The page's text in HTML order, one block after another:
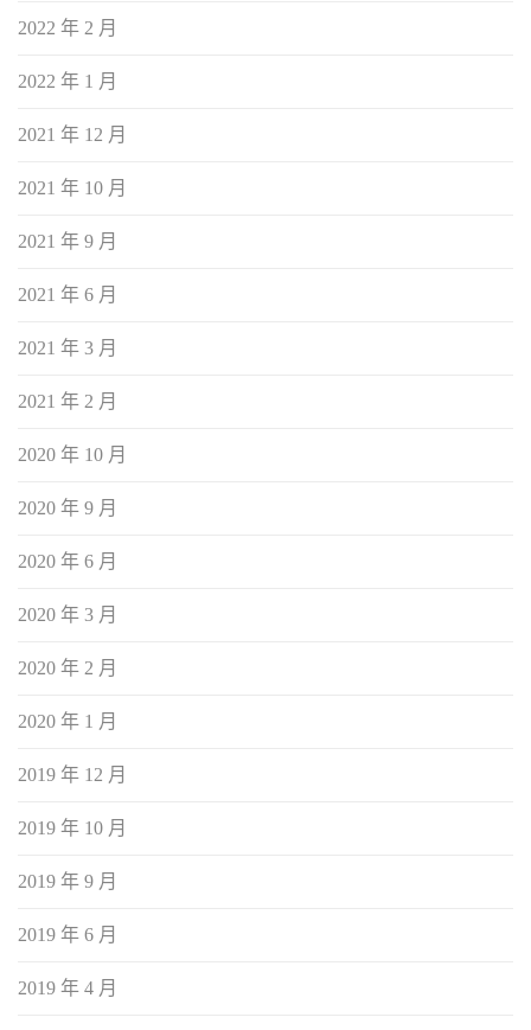
2022 年 2 月
2022 年 1 月
2021 年 12 月
2021 年 10 月
2021 年 9 月
2021 年 6 月
2021 年 3 月
2021 年 2 月
2020 年 10 月
2020 年 9 月
2020 年 6 月
2020 年 3 月
2020 年 2 月
2020 年 1 月
2019 年 12 月
2019 年 10 月
2019 年 9 月
2019 年 6 月
2019 年 4 月